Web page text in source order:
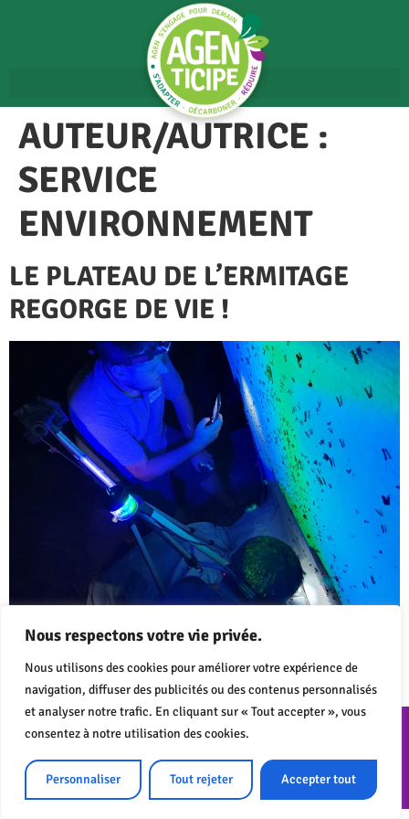
Nous respectons votre vie privée.
Nous utilisons des cookies pour améliorer votre expérience de
navigation, diffuser des publicités ou des contenus personnalisés
et analyser notre trafic. En cliquant sur « Tout accepter », vous
consentez à notre utilisation des cookies.
Personnaliser Tout rejeter Accepter tout
AUTEUR/AUTRICE :
SERVICE
ENVIRONNEMENT
LE PLATEAU DE L’ERMITAGE
REGORGE DE VIE !
Un piège lumineux équipé d’une LepiLED a permis d’observer
plus de 90 espèces de papillons de nuit dans le cadre du
diagnostic écologique mené par le Conservatoire d’Espaces
Naturels (CEN) […]
CONTACT MENTIONS LÉGALES
POLITIQUE DE CONFIDENTIALITÉ